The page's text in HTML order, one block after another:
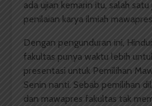
ada ujian kemarin itu, salah
penilaian karya ilmiah
Dengan pengunduran ini,
fakultas punya waktu lebih
presentasi untuk Pemilihan
Senin nanti. Sebab pemilihan
dan mawapres fakultas tak